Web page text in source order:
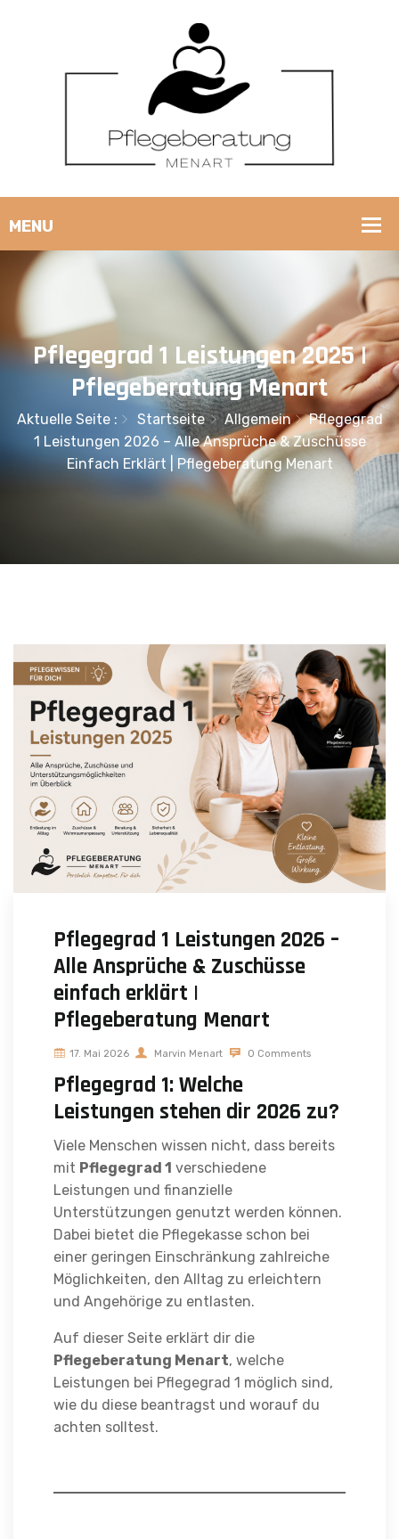
Pflegegrad 1 Leistungen 2025 |
Pflegeberatung Menart
Aktuelle Seite : Startseite Allgemein
Pflegegrad
1 Leistungen 2026 – Alle Ansprüche & Zuschüsse
Einfach Erklärt | Pflegeberatung Menart
Pflegegrad 1 Leistungen 2026 –
Alle Ansprüche & Zuschüsse
einfach erklärt |
Pflegeberatung Menart
17. Mai 2026 Marvin Menart 0 Comments
Pflegegrad 1: Welche
Leistungen stehen dir 2026 zu?
Viele Menschen wissen nicht, dass bereits
mit Pflegegrad 1 verschiedene
Leistungen und finanzielle
Unterstützungen genutzt werden können.
Dabei bietet die Pflegekasse schon bei
einer geringen Einschränkung zahlreiche
Möglichkeiten, den Alltag zu erleichtern
und Angehörige zu entlasten.
Auf dieser Seite erklärt dir die
Pflegeberatung Menart, welche
Leistungen bei Pflegegrad 1 möglich sind,
wie du diese beantragst und worauf du
achten solltest.